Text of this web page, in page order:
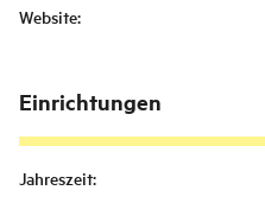
Website:
Einrichtungen
Jahreszeit: